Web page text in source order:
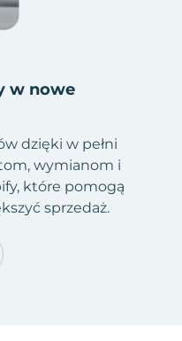
w nowe
dzięki w pełni
wymianom i
które pomogą
sprzedaż.